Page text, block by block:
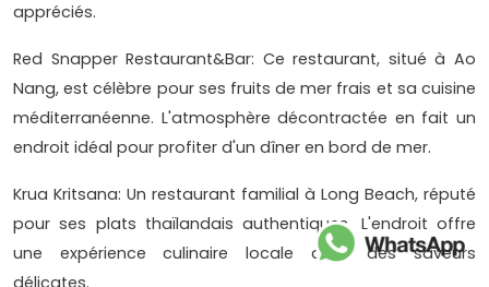
appréciés.
Red Snapper Restaurant&Bar: Ce restaurant, situé à Ao
Nang, est célèbre pour ses fruits de mer frais et sa cuisine
méditerranéenne. L'atmosphère décontractée en fait un
endroit idéal pour profiter d'un dîner en bord de mer.
Krua Kritsana: Un restaurant familial à Long Beach, réputé
pour ses plats thaïlandais authentiques. L'endroit offre
une expérience culinaire locale avec des saveurs